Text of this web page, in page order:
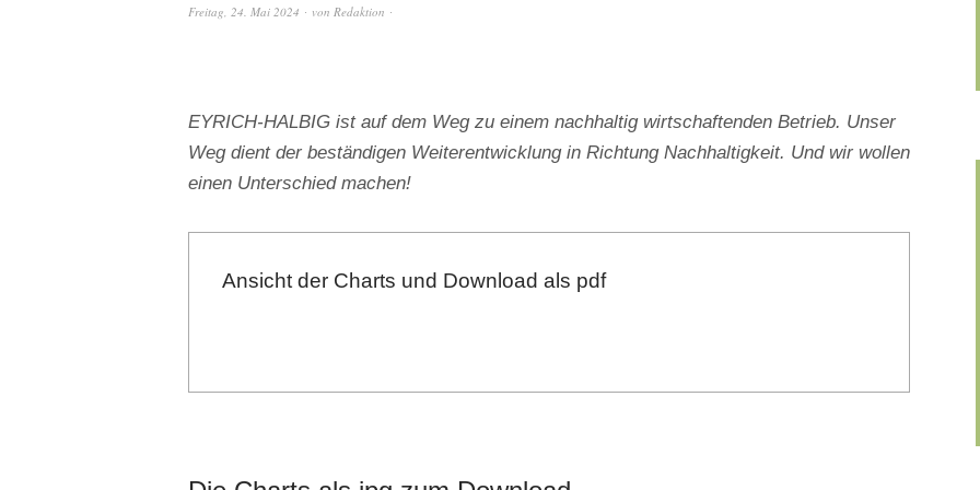
Freitag, 24. Mai 2024 von Redaktion
EYRICH-HALBIG ist auf dem Weg zu einem nachhaltig wirtschaftenden Betrieb. Unser
Weg dient der beständigen Weiterentwicklung in Richtung Nachhaltigkeit. Und wir wollen
einen Unterschied machen!
Ansicht der Charts und Download als pdf